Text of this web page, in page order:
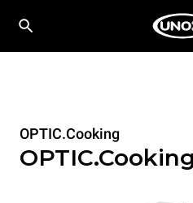
OPTIC.Cooking
OPTIC.Cooking